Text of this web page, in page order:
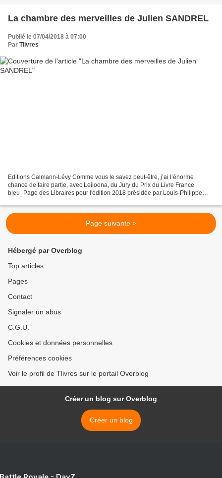
La chambre des merveilles de Julien SANDREL
Publié le 07/04/2018 à 07:00
Par Tlivres
Editions Calmann-Lévy Comme vous le savez peut-être, j’ai l’énorme
chance de faire partie, avec Leiloona, du Jury du Prix du Livre France
bleu_Page des Libraires pour l'édition 2018 présidée par Louis-Philippe
Page suivante >
Hébergé par Overblog
Top articles
Pages
Contact
Signaler un abus
C.G.U.
Cookies et données personnelles
Préférences cookies
Voir le profil de Tlivres sur le portail Overblog
Créer un blog sur Overblog
Créer un blog